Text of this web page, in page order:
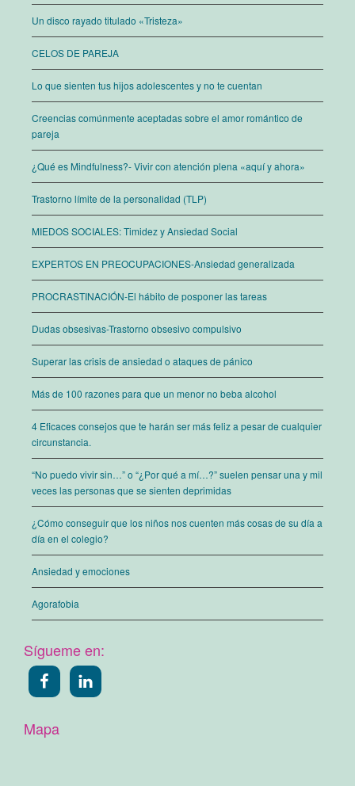
Un disco rayado titulado «Tristeza»
CELOS DE PAREJA
Lo que sienten tus hijos adolescentes y no te cuentan
Creencias comúnmente aceptadas sobre el amor romántico de
pareja
¿Qué es Mindfulness?- Vivir con atención plena «aquí y ahora»
Trastorno límite de la personalidad (TLP)
MIEDOS SOCIALES: Timidez y Ansiedad Social
EXPERTOS EN PREOCUPACIONES-Ansiedad generalizada
PROCRASTINACIÓN-El hábito de posponer las tareas
Dudas obsesivas-Trastorno obsesivo compulsivo
Superar las crisis de ansiedad o ataques de pánico
Más de 100 razones para que un menor no beba alcohol
4 Eficaces consejos que te harán ser más feliz a pesar de cualquier
circunstancia.
“No puedo vivir sin…” o “¿Por qué a mí…?” suelen pensar una y mil
veces las personas que se sienten deprimidas
¿Cómo conseguir que los niños nos cuenten más cosas de su día a
día en el colegio?
Ansiedad y emociones
Agorafobia
Sígueme en:
Mapa